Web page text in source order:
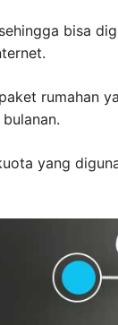
bisa
rumahan
yang